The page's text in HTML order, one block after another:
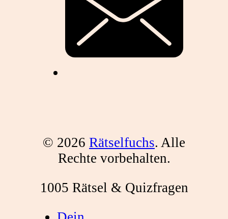
© 2026 Rätselfuchs. Alle
Rechte vorbehalten.
1005 Rätsel & Quizfragen